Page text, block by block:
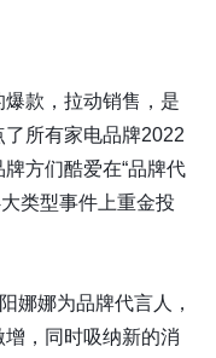
款，拉动销售，是
所有家电品牌2022
牌方们酷爱在“品牌代
大类型事件上重金投
娜娜为品牌代言人，
，同时吸纳新的消